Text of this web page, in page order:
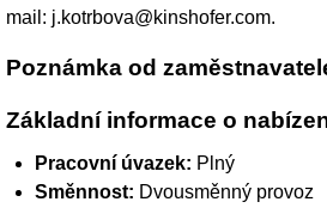
mail: j.kotrbova@kinshofer.com.
Poznámka od
Základní informace o
Pracovní úvazek: Plný
Směnnost: Dvousměnný provoz